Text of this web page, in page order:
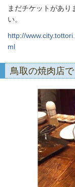
まだチケットがあり
い。
http://
ml
鳥取の焼肉店で